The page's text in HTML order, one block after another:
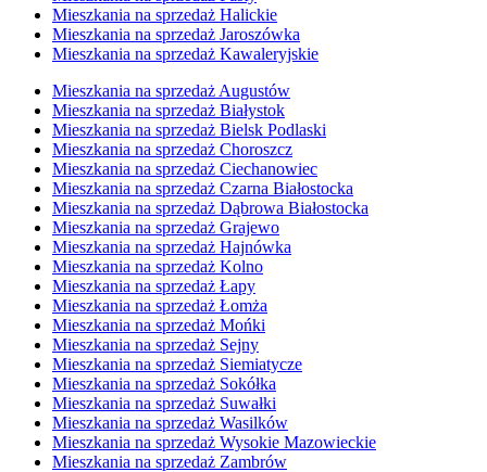
Mieszkania na sprzedaż Halickie
Mieszkania na sprzedaż Jaroszówka
Mieszkania na sprzedaż Kawaleryjskie
Mieszkania na sprzedaż Augustów
Mieszkania na sprzedaż Białystok
Mieszkania na sprzedaż Bielsk Podlaski
Mieszkania na sprzedaż Choroszcz
Mieszkania na sprzedaż Ciechanowiec
Mieszkania na sprzedaż Czarna Białostocka
Mieszkania na sprzedaż Dąbrowa Białostocka
Mieszkania na sprzedaż Grajewo
Mieszkania na sprzedaż Hajnówka
Mieszkania na sprzedaż Kolno
Mieszkania na sprzedaż Łapy
Mieszkania na sprzedaż Łomża
Mieszkania na sprzedaż Mońki
Mieszkania na sprzedaż Sejny
Mieszkania na sprzedaż Siemiatycze
Mieszkania na sprzedaż Sokółka
Mieszkania na sprzedaż Suwałki
Mieszkania na sprzedaż Wasilków
Mieszkania na sprzedaż Wysokie Mazowieckie
Mieszkania na sprzedaż Zambrów